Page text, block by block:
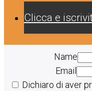
Clicca e
Name
Email
Dichiaro di aver